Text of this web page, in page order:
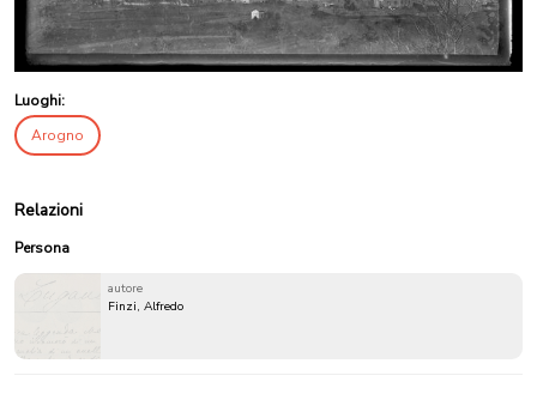
Luoghi:
Arogno
Relazioni
Persona
autore
Finzi, Alfredo